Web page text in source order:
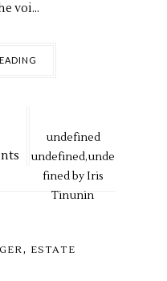
voi...
undefined
undefined,unde
fined byIris
Tinunin
, ESTATE